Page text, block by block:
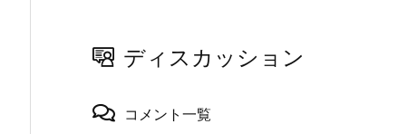
ディスカッション
コメント一覧